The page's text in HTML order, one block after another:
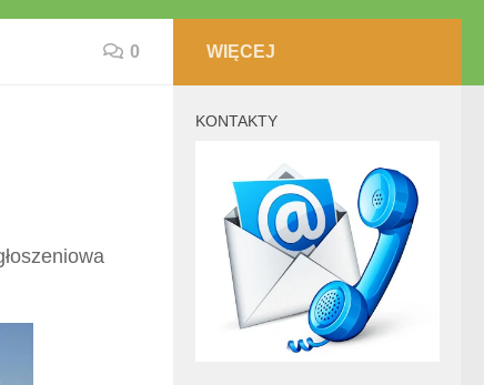
0 WIĘCEJ
KONTAKTY